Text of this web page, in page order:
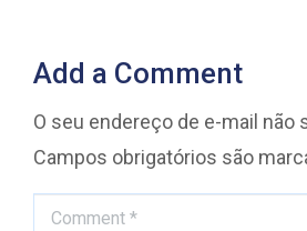
Add a Comment
O seu endereço de e-mail não
Campos obrigatórios são
Comment *